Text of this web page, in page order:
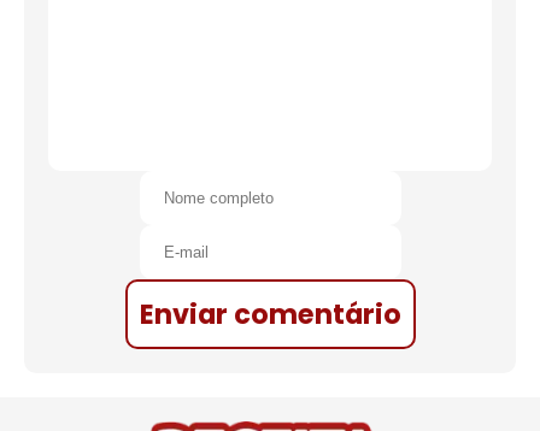
Enviar comentário